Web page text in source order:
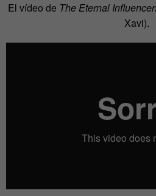
El vídeo de The Eternal
Xavi).